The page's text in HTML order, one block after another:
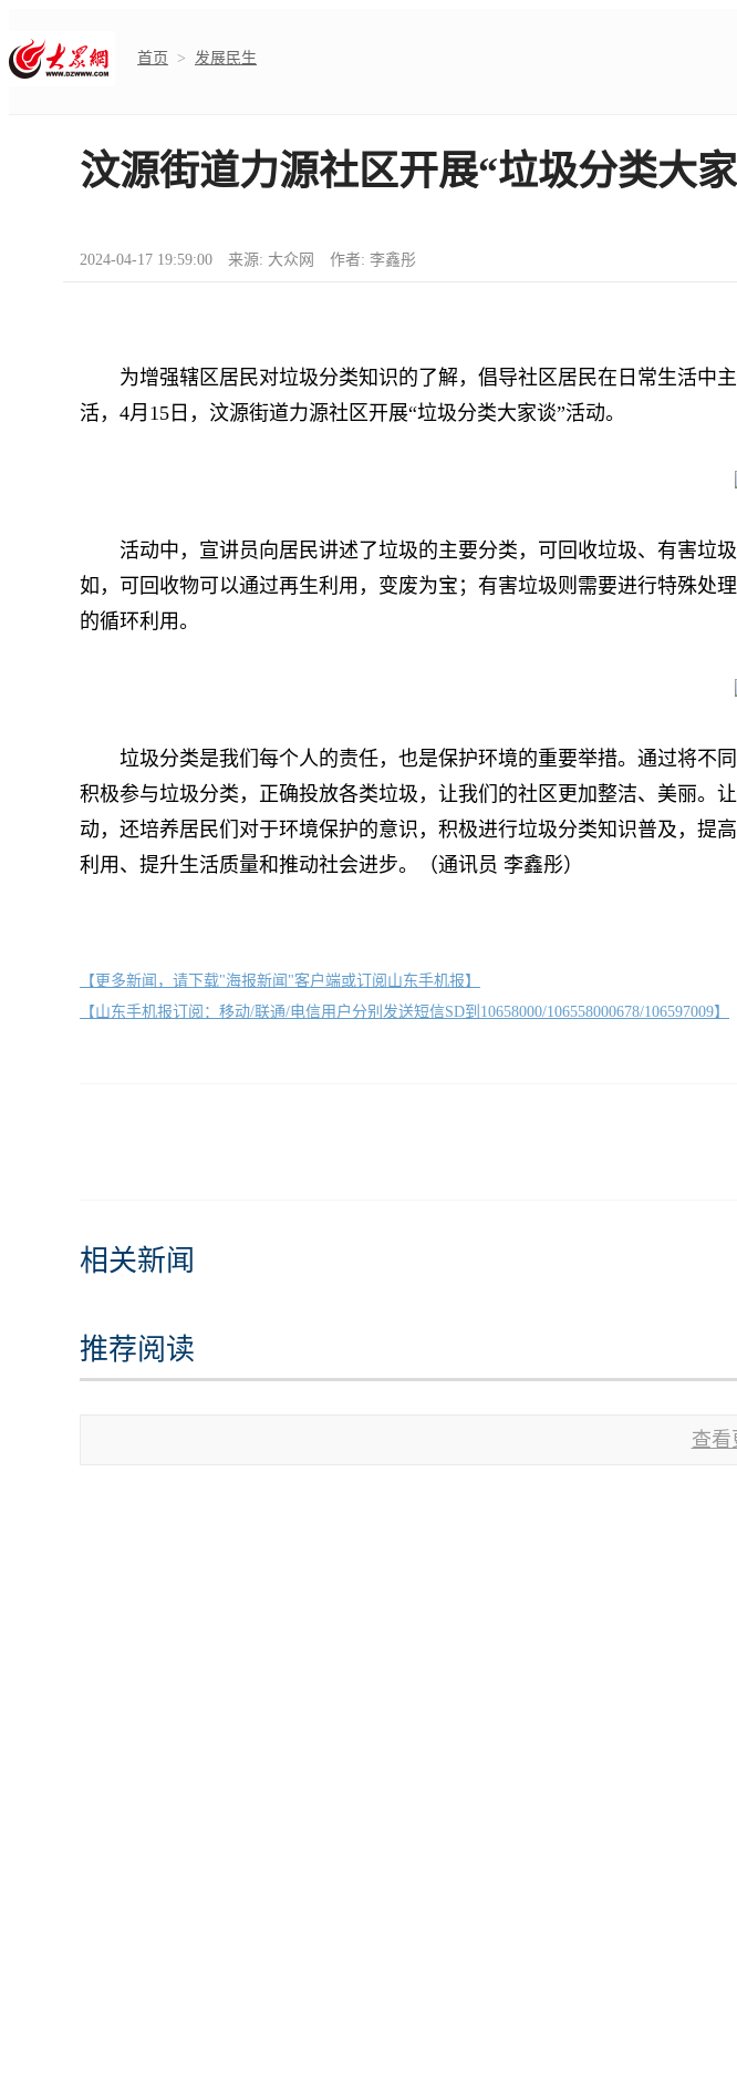
首页 > 发展民生
汶源街道力源社区开展“垃圾分类大
2024-04-17 19:59:00 来源: 大众网 作者: 李鑫彤
为增强辖区居民对垃圾分类知识的了解，倡导社区居民在日常生活中
活，4月15日，汶源街道力源社区开展“垃圾分类大家谈”活动。
活动中，宣讲员向居民讲述了垃圾的主要分类，可回收垃圾、有害垃
如，可回收物可以通过再生利用，变废为宝；有害垃圾则需要进行特殊处
的循环利用。
垃圾分类是我们每个人的责任，也是保护环境的重要举措。通过将不
积极参与垃圾分类，正确投放各类垃圾，让我们的社区更加整洁、美丽。
动，还培养居民们对于环境保护的意识，积极进行垃圾分类知识普及，提
利用、提升生活质量和推动社会进步。（通讯员 李鑫彤）
【更多新闻，请下载"海报新闻"客户端或订阅山东手机报】
【山东手机报订阅：移动/联通/电信用户分别发送短信SD到10658000/106558000678/106597009】
相关新闻
推荐阅读
查看